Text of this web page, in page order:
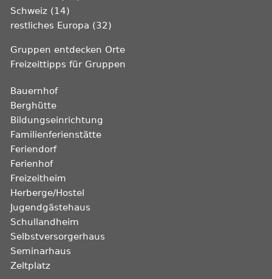
Schweiz (14)
restliches Europa (32)
Gruppen entdecken Orte
Freizeittipps für Gruppen
Bauernhof
Berghütte
Bildungseinrichtung
Familienferienstätte
Feriendorf
Ferienhof
Freizeitheim
Herberge/Hostel
Jugendgästehaus
Schullandheim
Selbstversorgerhaus
Seminarhaus
Zeltplatz